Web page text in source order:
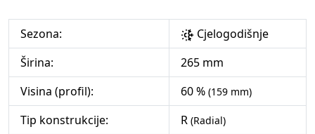
Sezona:
Cjelogodišnje
Širina:
265 mm
Visina (profil):
60 % (159 mm)
Tip konstrukcije: R (Radial)